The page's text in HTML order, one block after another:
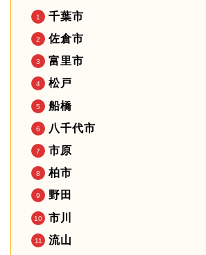
千葉市
佐倉市
富里市
松戸
船橋
八千代市
市原
柏市
野田
市川
流山